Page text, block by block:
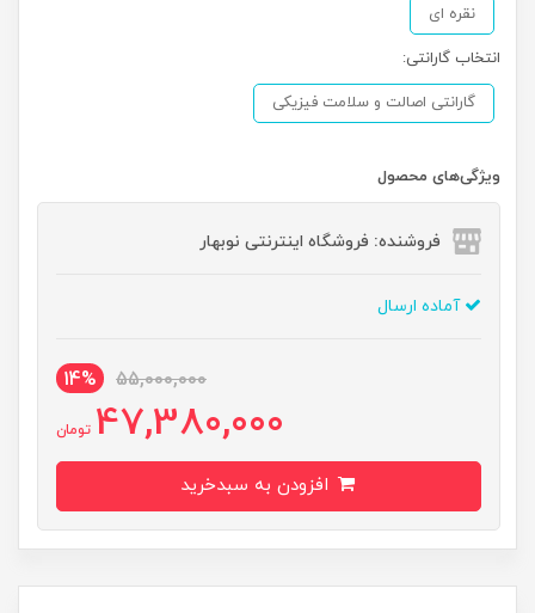
نقره ای
انتخاب گارانتی:
گارانتی اصالت و سلامت فیزیکی
ویژگی‌های محصول
فروشنده: فروشگاه اینترنتی نوبهار
آماده ارسال
55,000,000
14%
47,380,000 تومان